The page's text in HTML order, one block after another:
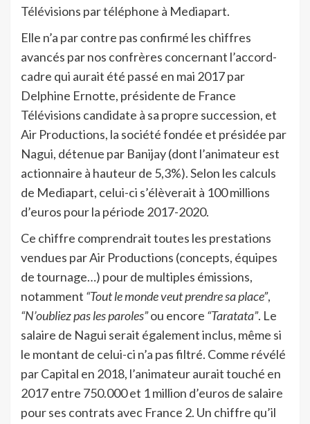
Télévisions par téléphone à Mediapart.
Elle n’a par contre pas confirmé les chiffres
avancés par nos confrères concernant l’accord-
cadre qui aurait été passé en mai 2017 par
Delphine Ernotte, présidente de France
Télévisions candidate à sa propre succession, et
Air Productions, la société fondée et présidée par
Nagui, détenue par Banijay (dont l’animateur est
actionnaire à hauteur de 5,3%). Selon les calculs
de Mediapart, celui-ci s’élèverait à 100 millions
d’euros pour la période 2017-2020.
Ce chiffre comprendrait toutes les prestations
vendues par Air Productions (concepts, équipes
de tournage…) pour de multiples émissions,
notamment “Tout le monde veut prendre sa place”,
“N’oubliez pas les paroles”ou encore “Taratata”. Le
salaire de Nagui serait également inclus, même si
le montant de celui-ci n’a pas filtré. Comme révélé
par Capital en 2018, l’animateur aurait touché en
2017 entre 750.000 et 1 million d’euros de salaire
pour ses contrats avec France 2. Un chiffre qu’il